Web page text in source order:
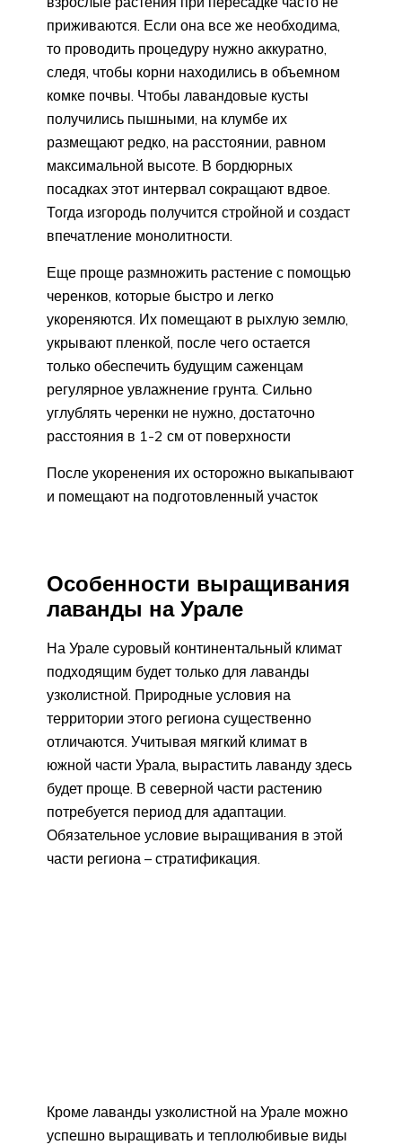
приживаются. Если она все же необходима,
то проводить процедуру нужно аккуратно,
следя, чтобы корни находились в объемном
комке почвы. Чтобы лавандовые кусты
получились пышными, на клумбе их
размещают редко, на расстоянии, равном
максимальной высоте. В бордюрных
посадках этот интервал сокращают вдвое.
Тогда изгородь получится стройной и создаст
впечатление монолитности.
Еще проще размножить растение с помощью
черенков, которые быстро и легко
укореняются. Их помещают в рыхлую землю,
укрывают пленкой, после чего остается
только обеспечить будущим саженцам
регулярное увлажнение грунта. Сильно
углублять черенки не нужно, достаточно
расстояния в 1-2 см от поверхности
После укоренения их осторожно выкапывают
и помещают на подготовленный участок
Особенности выращивания
лаванды на Урале
На Урале суровый континентальный климат
подходящим будет только для лаванды
узколистной. Природные условия на
территории этого региона существенно
отличаются. Учитывая мягкий климат в
южной части Урала, вырастить лаванду здесь
будет проще. В северной части растению
потребуется период для адаптации.
Обязательное условие выращивания в этой
части региона – стратификация.
Кроме лаванды узколистной на Урале можно
успешно выращивать и теплолюбивые виды